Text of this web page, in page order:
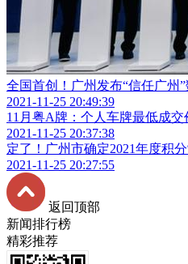
全国首创！广州发布“信任广州
2021-11-25 20:49:39
11月粤A牌：个人车牌最低成交
2021-11-25 20:37:38
定了！广州市确定2021年度积
2021-11-25 20:27:55
返回顶部
新闻排行榜
精彩推荐